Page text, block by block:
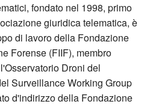
fondato nel 1998, primo
giuridica telematica, è
di lavoro della Fondazione
Forense (FIIF), membro
Droni del
Surveillance Working Group
d'indirizzo della Fondazione